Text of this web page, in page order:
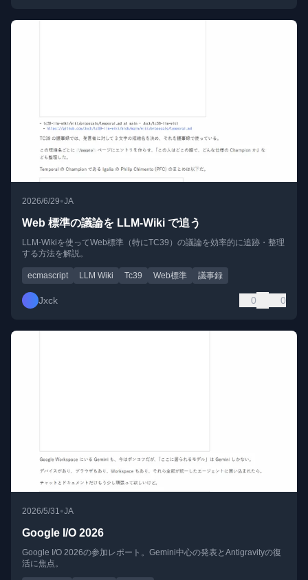
2026/6/29•JA
Web 標準の議論を LLM-Wiki で追う
LLM-Wikiを使ってWeb標準（特にTC39）の議論を効率的に追跡・整理
する方法を解説。
ecmascript LLM Wiki Tc39 Web標準 議事録
Jxck 0 0
2026/5/31•JA
Google I/O 2026
Google I/O 2026の参加レポート。Gemini中心の発表とAntigravityの復
活に焦点。